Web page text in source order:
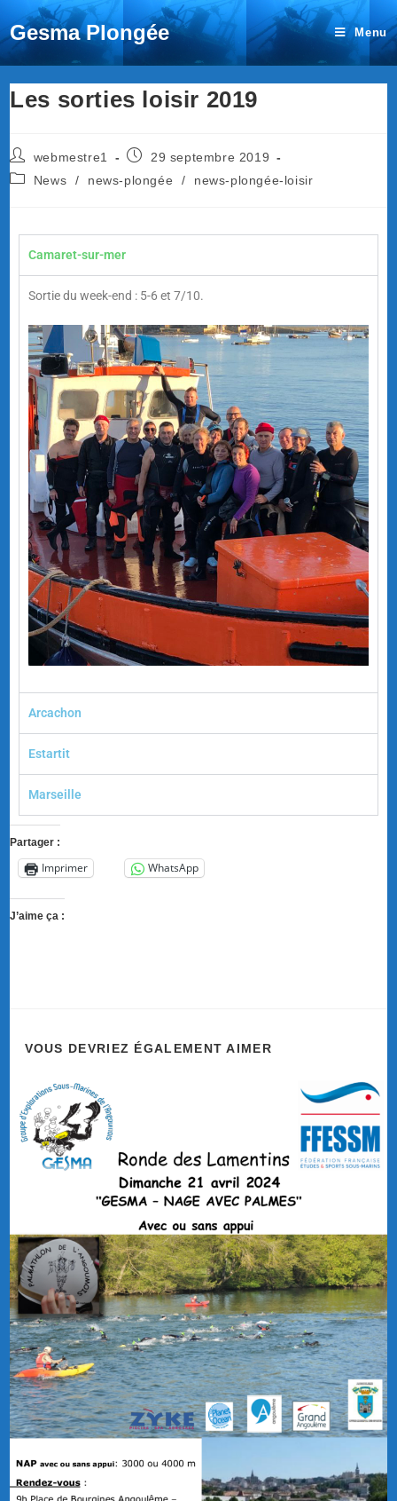
Gesma Plongée Menu
Les sorties loisir 2019
webmestre1
29 septembre 2019
News
/ news-plongée / news-plongée-loisir
Camaret-sur-mer
Sortie du week-end : 5-6 et 7/10.
Arcachon
Estartit
Marseille
Partager :
Imprimer WhatsApp
J’aime ça :
VOUS DEVRIEZ ÉGALEMENT AIMER